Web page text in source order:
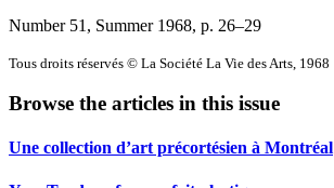
Number 51, Summer 1968, p. 26–29
Tous droits réservés © La Société La Vie des Arts, 1968
Browse the articles in this issue
Une collection d’art précortésien à Montréal